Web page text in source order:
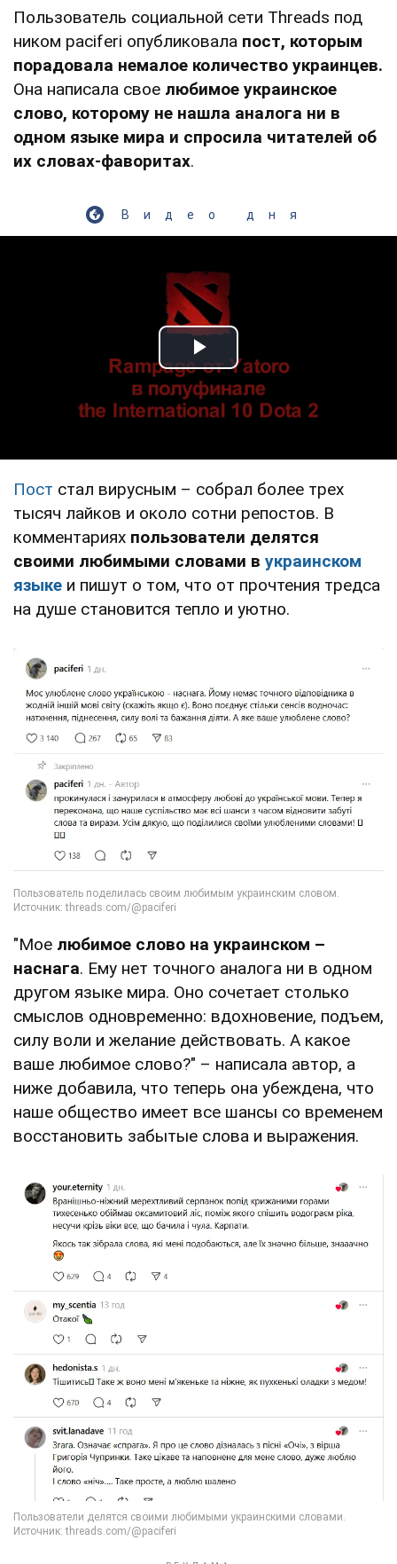
Пользователь социальной сети Threads под
ником paciferi опубликовала пост, которым
порадовала немалое количество украинцев.
Она написала свое любимое украинское
слово, которому не нашла аналога ни в
одном языке мира и спросила читателей об
их словах-фаворитах.
Видео дня
Play Video
Пост стал вирусным – собрал более трех
тысяч лайков и около сотни репостов. В
комментариях пользователи делятся
своими любимыми словами в украинском
языке и пишут о том, что от прочтения тредса
на душе становится тепло и уютно.
"Мое любимое слово на украинском –
наснага. Ему нет точного аналога ни в одном
другом языке мира. Оно сочетает столько
смыслов одновременно: вдохновение, подъем,
силу воли и желание действовать. А какое
ваше любимое слово?" – написала автор, а
ниже добавила, что теперь она убеждена, что
наше общество имеет все шансы со временем
восстановить забытые слова и выражения.